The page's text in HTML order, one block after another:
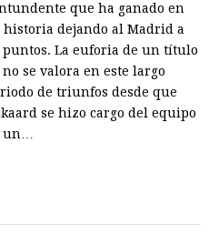
que ha ganado en
historia dejando al Madrid a
puntos. La euforia de un título
no se valora en este largo
de triunfos desde que
se hizo cargo del equipo